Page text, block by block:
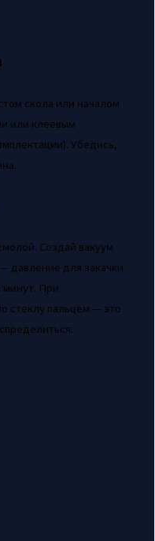
скола или началом
или клеевым
Убедись,
Создай вакуум
давление для закачки
минут. При
стеклу пальцем — это